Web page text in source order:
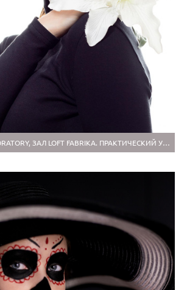
ФОТОСТУДИЯ LABORATORY, ЗАЛ LOFT FABRIKA. ПРАКТИЧЕСКИЙ УРОК